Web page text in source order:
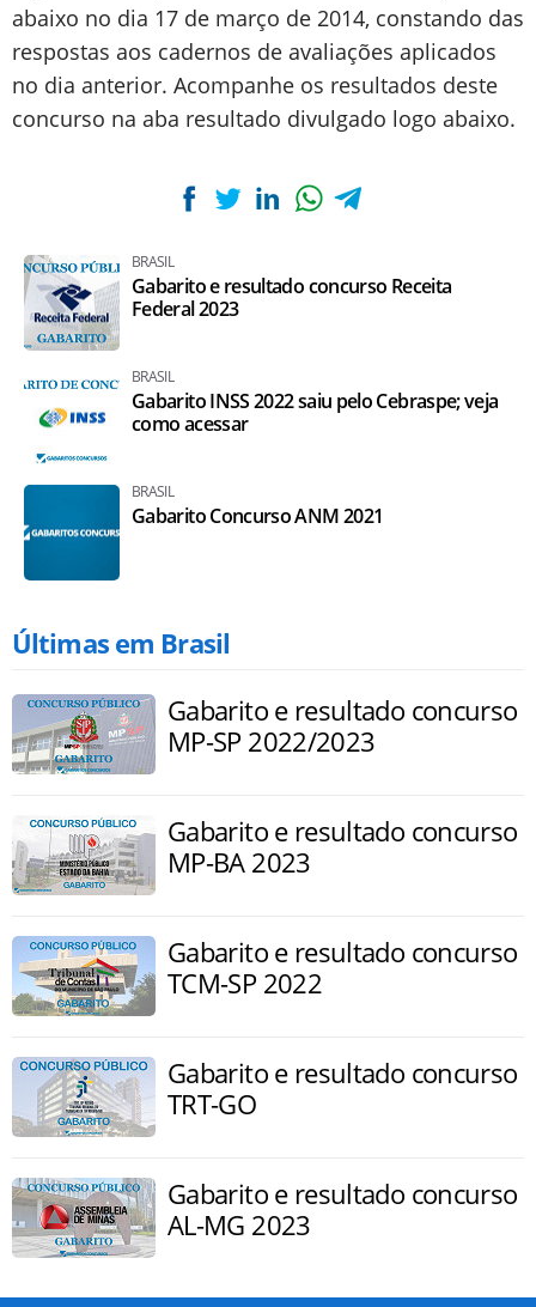
abaixo no dia 17 de março de 2014, constando das
respostas aos cadernos de avaliações aplicados
no dia anterior. Acompanhe os resultados deste
concurso na aba resultado divulgado logo abaixo.
BRASIL
Gabarito e resultado concurso Receita
Federal 2023
BRASIL
Gabarito INSS 2022 saiu pelo Cebraspe; veja
como acessar
BRASIL
Gabarito Concurso ANM 2021
Últimas em Brasil
Gabarito e resultado concurso
MP-SP 2022/2023
Gabarito e resultado concurso
MP-BA 2023
Gabarito e resultado concurso
TCM-SP 2022
Gabarito e resultado concurso
TRT-GO
Gabarito e resultado concurso
AL-MG 2023